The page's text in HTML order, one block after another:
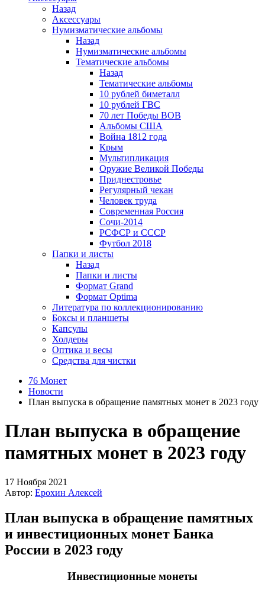
Назад
Аксессуары
Нумизматические альбомы
Назад
Нумизматические альбомы
Тематические альбомы
Назад
Тематические альбомы
10 рублей биметалл
10 рублей ГВС
70 лет Победы ВОВ
Альбомы США
Война 1812 года
Крым
Мультипликация
Оружие Великой Победы
Приднестровье
Регулярный чекан
Человек труда
Современная Россия
Сочи-2014
РСФСР и СССР
Футбол 2018
Папки и листы
Назад
Папки и листы
Формат Grand
Формат Optima
Литература по коллекционированию
Боксы и планшеты
Капсулы
Холдеры
Оптика и весы
Средства для чистки
76 Монет
Новости
План выпуска в обращение памятных монет в 2023 году
План выпуска в обращение
памятных монет в 2023 году
17 Ноября 2021
Автор: Ерохин Алексей
План выпуска в обращение памятных
и инвестиционных монет Банка
России в 2023 году
Инвестиционные монеты